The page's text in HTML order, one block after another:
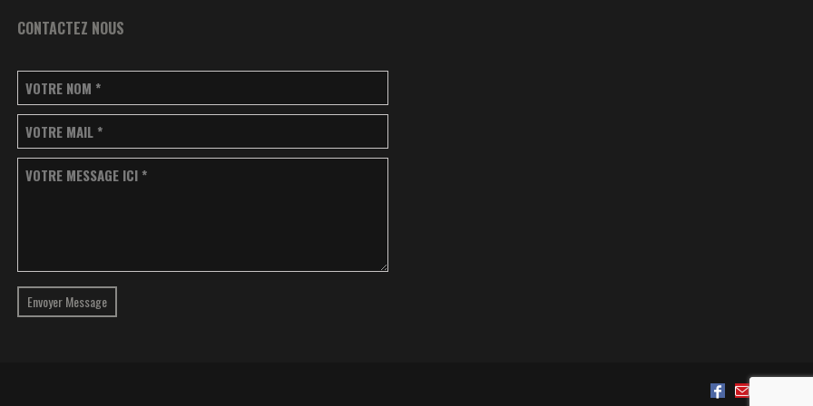
CONTACTEZ NOUS
VOTRE NOM *
VOTRE MAIL *
VOTRE MESSAGE ICI *
Envoyer Message